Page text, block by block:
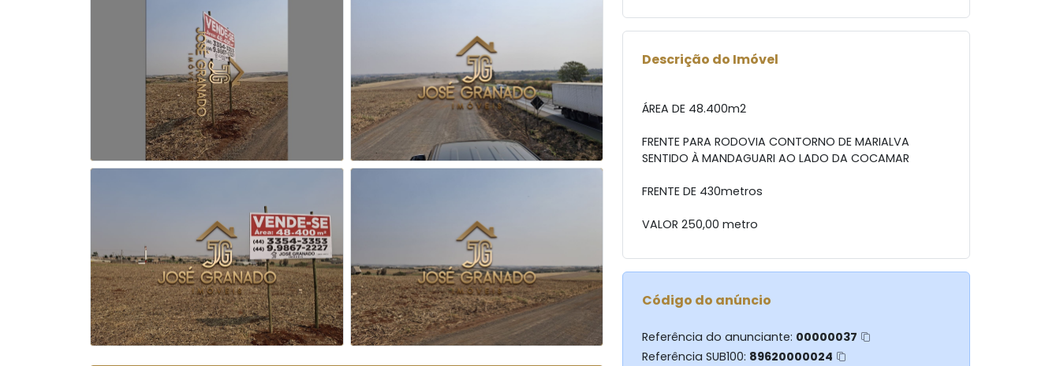
Descrição do Imóvel
ÁREA DE 48.400m2
FRENTE PARA RODOVIA CONTORNO DE MARIALVA
SENTIDO À MANDAGUARI AO LADO DA COCAMAR
FRENTE DE 430metros
VALOR 250,00 metro
Código do anúncio
Referência do anunciante: 00000037
Referência SUB100: 89620000024